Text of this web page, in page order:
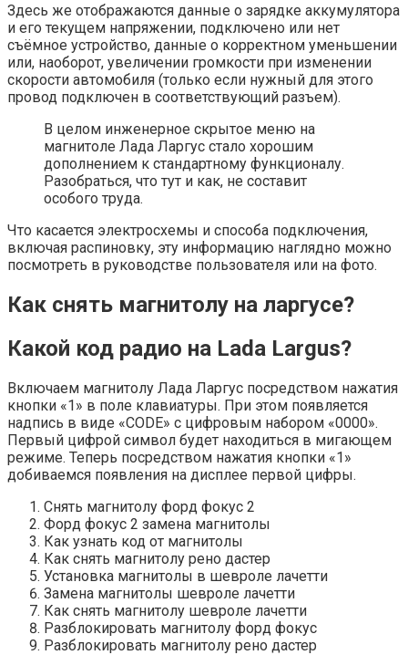
Здесь же отображаются данные о зарядке аккумулятора
и его текущем напряжении, подключено или нет
съёмное устройство, данные о корректном уменьшении
или, наоборот, увеличении громкости при изменении
скорости автомобиля (только если нужный для этого
провод подключен в соответствующий разъем).
В целом инженерное скрытое меню на
магнитоле Лада Ларгус стало хорошим
дополнением к стандартному функционалу.
Разобраться, что тут и как, не составит
особого труда.
Что касается электросхемы и способа подключения,
включая распиновку, эту информацию наглядно можно
посмотреть в руководстве пользователя или на фото.
Как снять магнитолу на ларгусе?
Какой код радио на Lada Largus?
Включаем магнитолу Лада Ларгус посредством нажатия
кнопки «1» в поле клавиатуры. При этом появляется
надпись в виде «CODE» с цифровым набором «0000».
Первый цифрой символ будет находиться в мигающем
режиме. Теперь посредством нажатия кнопки «1»
добиваемся появления на дисплее первой цифры.
Снять магнитолу форд фокус 2
Форд фокус 2 замена магнитолы
Как узнать код от магнитолы
Как снять магнитолу рено дастер
Установка магнитолы в шевроле лачетти
Замена магнитолы шевроле лачетти
Как снять магнитолу шевроле лачетти
Разблокировать магнитолу форд фокус
Разблокировать магнитолу рено дастер